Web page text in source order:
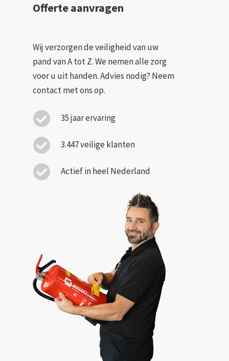
Offerte aanvragen
Wij verzorgen de veiligheid van uw
pand van A tot Z. We nemen alle zorg
voor u uit handen. Advies nodig? Neem
contact met ons op.
35 jaar ervaring
3.447 veilige klanten
Actief in heel Nederland